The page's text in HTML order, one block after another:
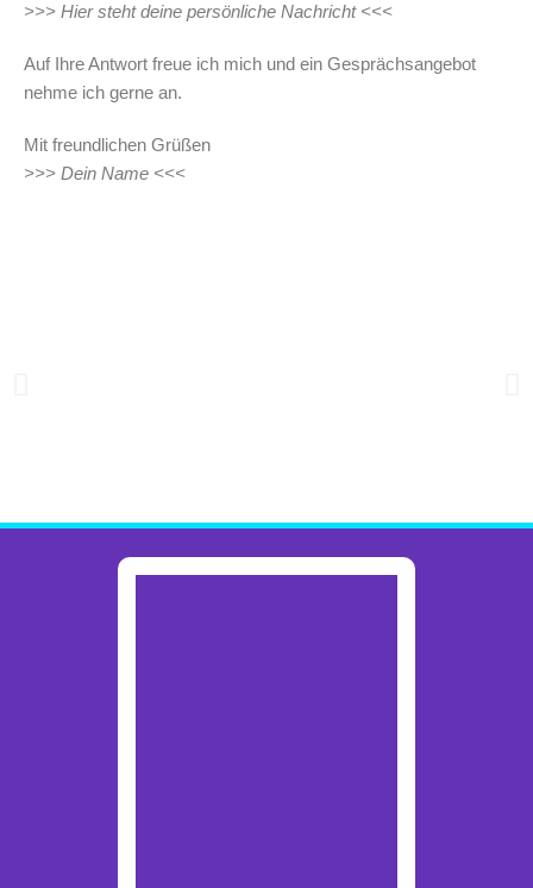
>>> Hier steht deine persönliche Nachricht <<<
Auf Ihre Antwort freue ich mich und ein Gesprächsangebot
nehme ich gerne an.
Mit freundlichen Grüßen
>>> Dein Name <<<